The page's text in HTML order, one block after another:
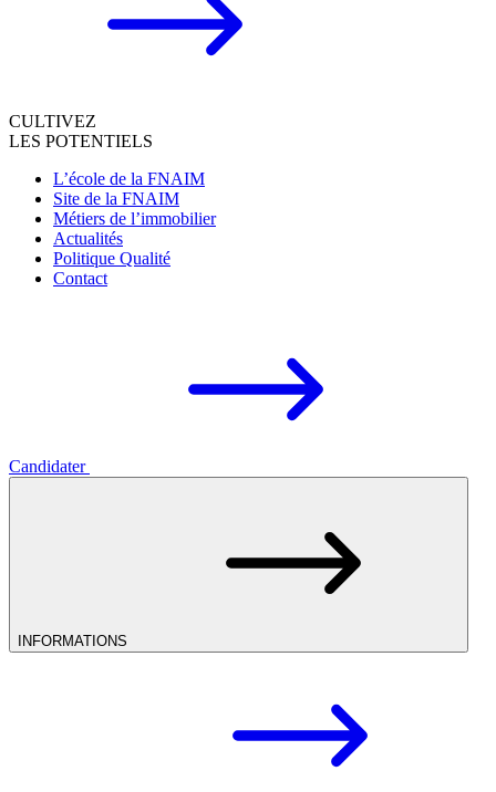
CULTIVEZ
LES POTENTIELS
L’école de la FNAIM
Site de la FNAIM
Métiers de l’immobilier
Actualités
Politique Qualité
Contact
Candidater
INFORMATIONS